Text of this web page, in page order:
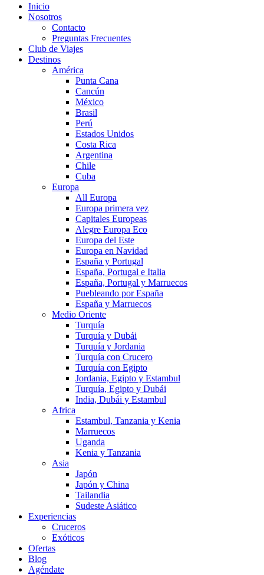
Inicio
Nosotros
Contacto
Preguntas Frecuentes
Club de Viajes
Destinos
América
Punta Cana
Cancún
México
Brasil
Perú
Estados Unidos
Costa Rica
Argentina
Chile
Cuba
Europa
All Europa
Europa primera vez
Capitales Europeas
Alegre Europa Eco
Europa del Este
Europa en Navidad
España y Portugal
España, Portugal e Italia
España, Portugal y Marruecos
Puebleando por España
España y Marruecos
Medio Oriente
Turquía
Turquía y Dubái
Turquía y Jordania
Turquía con Crucero
Turquía con Egipto
Jordania, Egipto y Estambul
Turquía, Egipto y Dubái
India, Dubái y Estambul
Africa
Estambul, Tanzania y Kenia
Marruecos
Uganda
Kenia y Tanzania
Asia
Japón
Japón y China
Tailandia
Sudeste Asiático
Experiencias
Cruceros
Exóticos
Ofertas
Blog
Agéndate